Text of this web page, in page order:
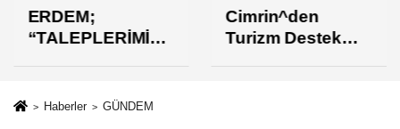
ERDEM;
“TALEPLERİMİZİ
MEMNUNUZ”
Cimrin^den
Turizm Destek
Haberler GÜNDEM